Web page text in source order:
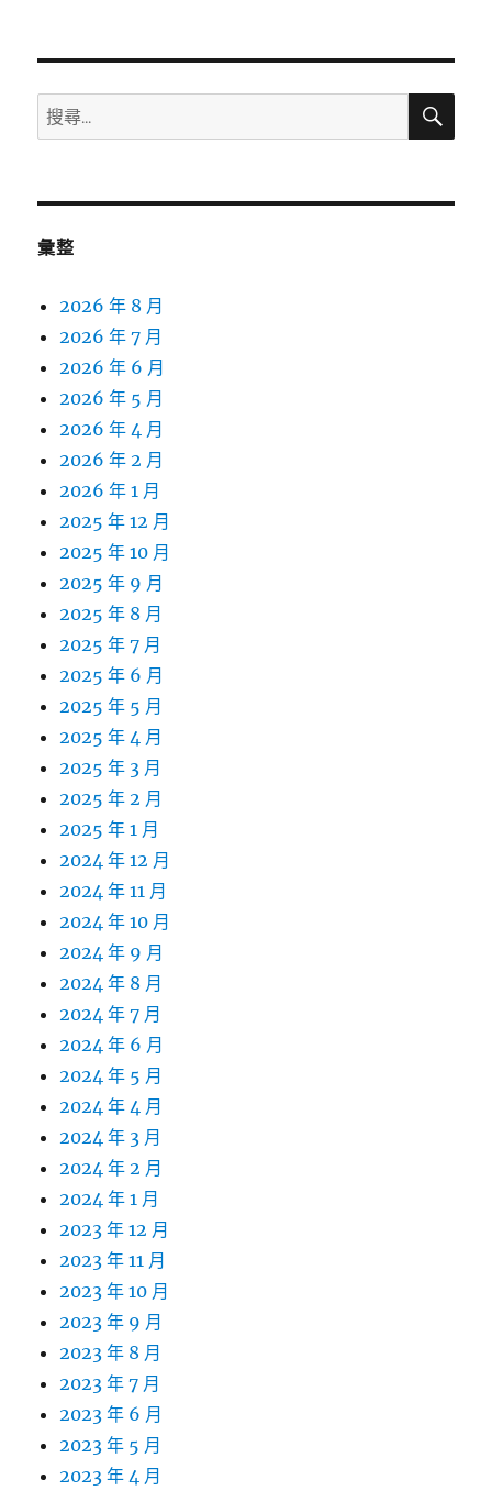
搜
尋
鍵
搜
彙整
2026 年 8 月
2026 年 7 月
2026 年 6 月
2026 年 5 月
2026 年 4 月
2026 年 2 月
2026 年 1 月
2025 年 12 月
2025 年 10 月
2025 年 9 月
2025 年 8 月
2025 年 7 月
2025 年 6 月
2025 年 5 月
2025 年 4 月
2025 年 3 月
2025 年 2 月
2025 年 1 月
2024 年 12 月
2024 年 11 月
2024 年 10 月
2024 年 9 月
2024 年 8 月
2024 年 7 月
2024 年 6 月
2024 年 5 月
2024 年 4 月
2024 年 3 月
2024 年 2 月
2024 年 1 月
2023 年 12 月
2023 年 11 月
2023 年 10 月
2023 年 9 月
2023 年 8 月
2023 年 7 月
2023 年 6 月
2023 年 5 月
2023 年 4 月